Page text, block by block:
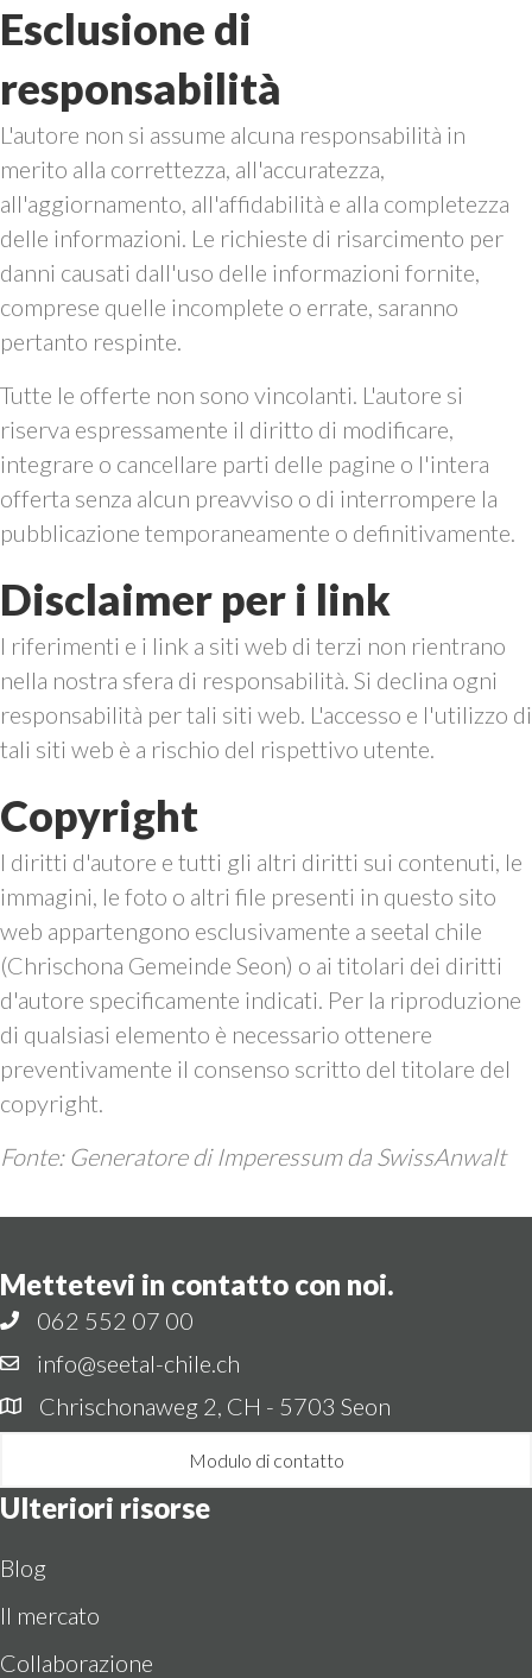
Esclusione di
responsabilità
L'autore non si assume alcuna responsabilità in
merito alla correttezza, all'accuratezza,
all'aggiornamento, all'affidabilità e alla completezza
delle informazioni. Le richieste di risarcimento per
danni causati dall'uso delle informazioni fornite,
comprese quelle incomplete o errate, saranno
pertanto respinte.
Tutte le offerte non sono vincolanti. L'autore si
riserva espressamente il diritto di modificare,
integrare o cancellare parti delle pagine o l'intera
offerta senza alcun preavviso o di interrompere la
pubblicazione temporaneamente o definitivamente.
Disclaimer per i link
I riferimenti e i link a siti web di terzi non rientrano
nella nostra sfera di responsabilità. Si declina ogni
responsabilità per tali siti web. L'accesso e l'utilizzo di
tali siti web è a rischio del rispettivo utente.
Copyright
I diritti d'autore e tutti gli altri diritti sui contenuti, le
immagini, le foto o altri file presenti in questo sito
web appartengono esclusivamente a seetal chile
(Chrischona Gemeinde Seon) o ai titolari dei diritti
d'autore specificamente indicati. Per la riproduzione
di qualsiasi elemento è necessario ottenere
preventivamente il consenso scritto del titolare del
copyright.
Fonte: Generatore di Imperessum da SwissAnwalt
Mettetevi in contatto con noi.
062 552 07 00
info@seetal-chile.ch
Chrischonaweg 2, CH - 5703 Seon
Modulo di contatto
Ulteriori risorse
Blog
Il mercato
Collaborazione